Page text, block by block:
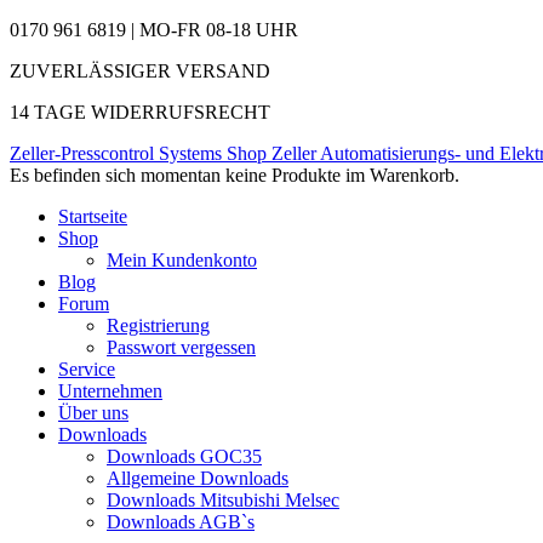
0170 961 6819 | MO-FR 08-18 UHR
ZUVERLÄSSIGER VERSAND
14 TAGE WIDERRUFSRECHT
Zeller-Presscontrol Systems Shop Zeller Automatisierungs- und
Es befinden sich momentan keine Produkte im Warenkorb.
Startseite
Shop
Mein Kundenkonto
Blog
Forum
Registrierung
Passwort vergessen
Service
Unternehmen
Über uns
Downloads
Downloads GOC35
Allgemeine Downloads
Downloads Mitsubishi Melsec
Downloads AGB`s